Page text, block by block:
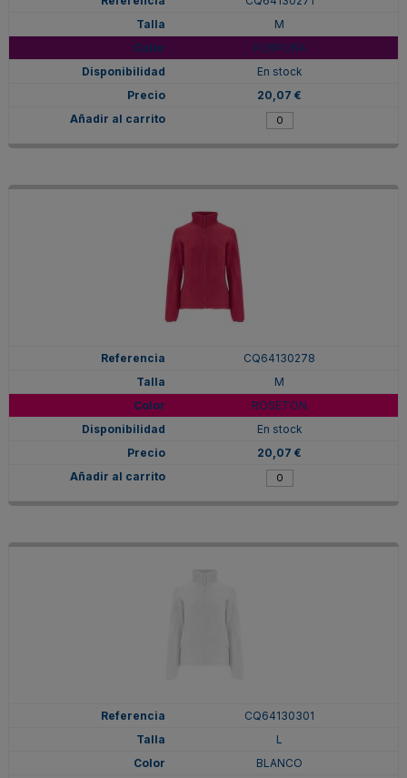
M
PURPURA
En stock
20,07 €
CQ64130278
M
ROSETON
En stock
20,07 €
CQ64130301
L
BLANCO